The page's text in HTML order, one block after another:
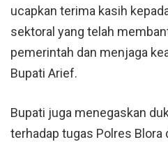
ucapkan terima kasih
sektoral yang telah
pemerintah dan menjaga
Bupati Arief.
Bupati juga menegaskan
terhadap tugas Polres Blora